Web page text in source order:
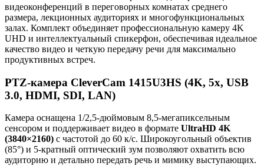
видеоконференций в переговорных комнатах среднего
размера, лекционных аудиториях и многофункциональных
залах. Комплект объединяет профессиональную камеру 4K
UHD и интеллектуальный спикерфон, обеспечивая идеальное
качество видео и четкую передачу речи для максимально
продуктивных встреч.
PTZ-камера CleverCam 1415U3HS (4K, 5x, USB
3.0, HDMI, SDI, LAN)
Камера оснащена 1/2,5-дюймовым 8,5-мегапиксельным
сенсором и поддерживает видео в формате UltraHD 4K
(3840×2160) с частотой до 60 к/с. Широкоугольный объектив
(85°) и 5-кратный оптический зум позволяют охватить всю
аудиторию и детально передать речь и мимику выступающих.